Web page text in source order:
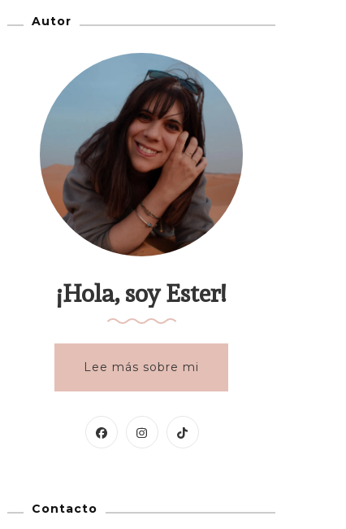
Autor
¡Hola, soy Ester!
Lee más sobre mi
Contacto